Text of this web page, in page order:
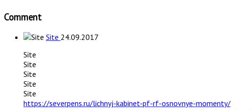
Comment
Site 24.09.2017
Site
Site
Site
Site
Site
https://severpens.ru/lichnyj-kabinet-pf-rf-osnovnye-momenty/